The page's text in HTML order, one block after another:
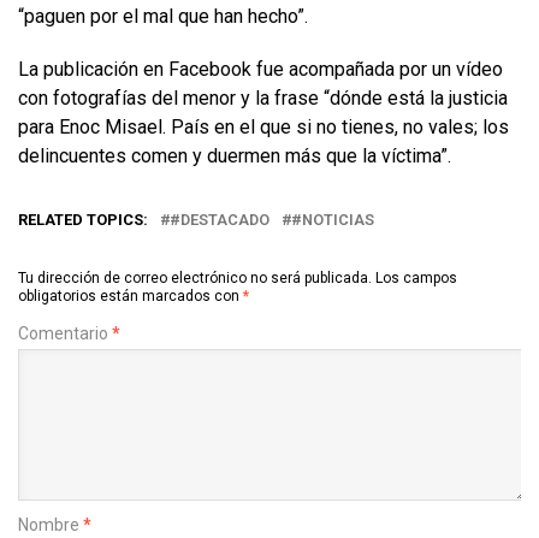
“paguen por el mal que han hecho”.
La publicación en Facebook fue acompañada por un vídeo
con fotografías del menor y la frase “dónde está la justicia
para Enoc Misael. País en el que si no tienes, no vales; los
delincuentes comen y duermen más que la víctima”.
RELATED TOPICS: #DESTACADO #NOTICIAS
Tu dirección de correo electrónico no será publicada. Los campos
obligatorios están marcados con *
Comentario *
Nombre *